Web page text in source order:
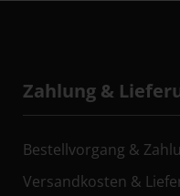
Zahlung &
Bestellvorgang &
Versandkosten &